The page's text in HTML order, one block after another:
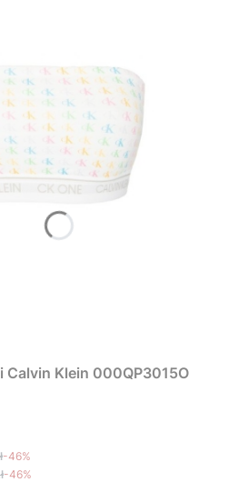
Klein 000QP3015O
-46%
-46%